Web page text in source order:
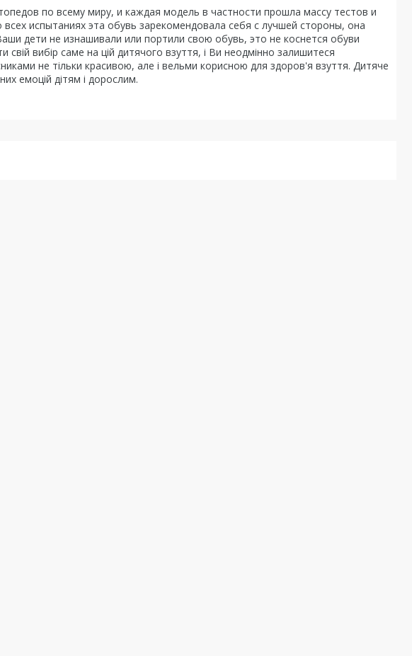
по всему миру, и каждая модель в частности прошла массу тестов и
испытаниях эта обувь зарекомендовала себя с лучшей стороны, она
дети не изнашивали или портили свою обувь, это не коснется обуви
вибір саме на цій дитячого взуття, і Ви неодмінно залишитеся
не тільки красивою, але і вельми корисною для здоров'я взуття. Дитяче
емоцій дітям і дорослим.